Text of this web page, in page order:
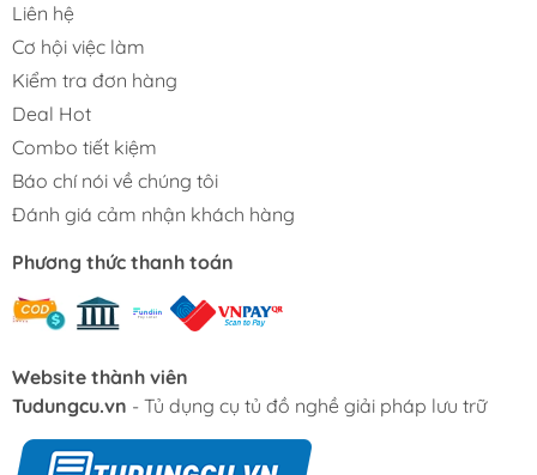
Liên hệ
Cơ hội việc làm
Kiểm tra đơn hàng
Deal Hot
Combo tiết kiệm
Báo chí nói về chúng tôi
Đánh giá cảm nhận khách hàng
Phương thức thanh toán
Website thành viên
Tudungcu.vn - Tủ dụng cụ tủ đồ nghề giải pháp lưu trữ